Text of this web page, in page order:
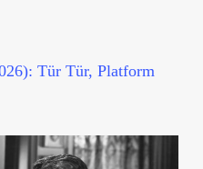
Tür Tür, Platform